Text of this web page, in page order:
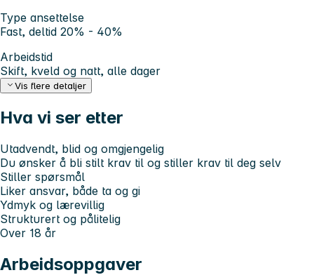
Type ansettelse
Fast, deltid 20% - 40%
Arbeidstid
Skift, kveld og natt, alle dager
Vis flere detaljer
Hva vi ser etter
Utadvendt, blid og omgjengelig
Du ønsker å bli stilt krav til og stiller krav til deg selv
Stiller spørsmål
Liker ansvar, både ta og gi
Ydmyk og lærevillig
Strukturert og pålitelig
Over 18 år
Arbeidsoppgaver